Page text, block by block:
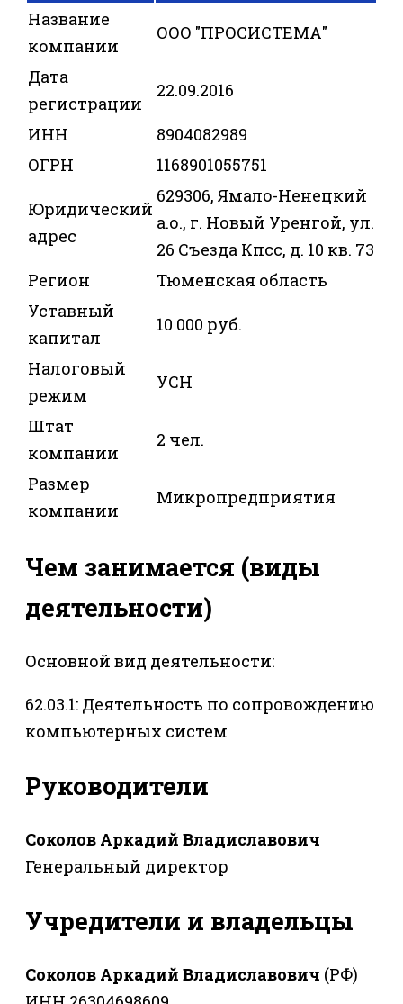
Название
компании
ООО "ПРОСИСТЕМА"
Дата
регистрации
22.09.2016
ИНН
8904082989
ОГРН
1168901055751
Юридический
адрес
629306, Ямало-Ненецкий
а.о., г. Новый Уренгой, ул.
26 Съезда Кпсс, д. 10 кв. 73
Регион
Тюменская область
Уставный
капитал
10 000 руб.
Налоговый
режим
УСН
Штат
компании
2 чел.
Размер
компании
Микропредприятия
Чем занимается (виды
деятельности)
Основной вид деятельности:
62.03.1: Деятельность по сопровождению
компьютерных систем
Руководители
Соколов Аркадий Владиславович
Генеральный директор
Учредители и владельцы
Соколов Аркадий Владиславович (РФ)